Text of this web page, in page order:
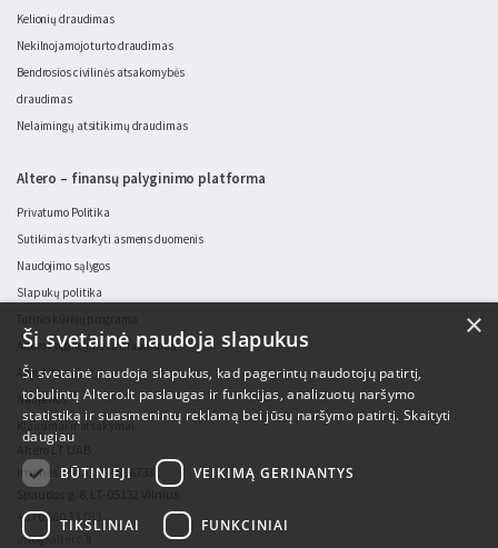
Kelionių draudimas
Nekilnojamojo turto draudimas
Bendrosios civilinės atsakomybės
draudimas
Nelaimingų atsitikimų draudimas
Altero – finansų palyginimo platforma
Privatumo Politika
Sutikimas tvarkyti asmens duomenis
Naudojimo sąlygos
Slapukų politika
Altero kredito įmokų draudimas
Apie Altero
Naujienos
Klausimai ir atsakymai
Altero LT UAB
Įmonės kodas 304896733
+370 680 33 033
info@altero.lt
×
Ši svetainė naudoja slapukus
Ši svetainė naudoja slapukus, kad pagerintų naudotojų patirtį,
tobulintų Altero.lt paslaugas ir funkcijas, analizuotų naršymo
statistiką ir suasmenintų reklamą bei jūsų naršymo patirtį. Skaityti
daugiau
BŪTINIEJI
VEIKIMĄ GERINANTYS
TIKSLINIAI FUNKCINIAI